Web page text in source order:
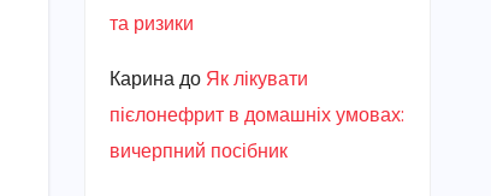
та ризики
Каринадо Як лікувати
пієлонефрит в домашніх умовах:
вичерпний посібник